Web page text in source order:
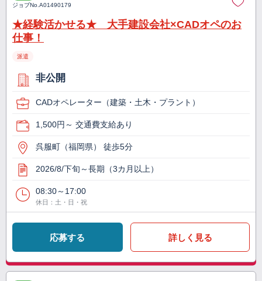
ジョブNo.A01490179
★経験活かせる★ 大手建設会社×CADオペのお
仕事！
派遣
非公開
CADオペレーター（建築・土木・プラント）
1,500円～ 交通費支給あり
呉服町（福岡県） 徒歩5分
2026/8/下旬～長期（3カ月以上）
08:30～17:00
休日：土・日・祝
応募する 詳しく見る